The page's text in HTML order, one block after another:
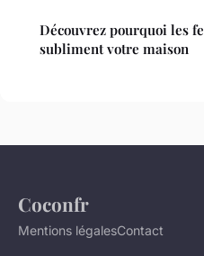
Découvrez pourquoi les
subliment votre maison
Coconfr
Mentions légalesContact